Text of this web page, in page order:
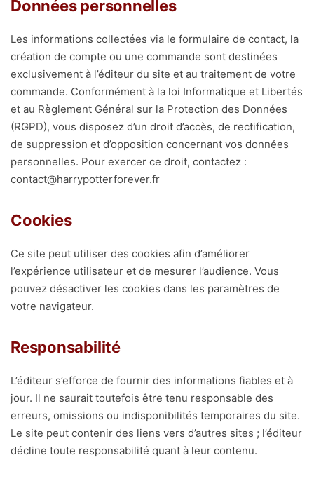
Données personnelles
Les informations collectées via le formulaire de contact, la
création de compte ou une commande sont destinées
exclusivement à l’éditeur du site et au traitement de votre
commande. Conformément à la loi Informatique et Libertés
et au Règlement Général sur la Protection des Données
(RGPD), vous disposez d’un droit d’accès, de rectification,
de suppression et d’opposition concernant vos données
personnelles. Pour exercer ce droit, contactez :
contact@harrypotterforever.fr
Cookies
Ce site peut utiliser des cookies afin d’améliorer
l’expérience utilisateur et de mesurer l’audience. Vous
pouvez désactiver les cookies dans les paramètres de
votre navigateur.
Responsabilité
L’éditeur s’efforce de fournir des informations fiables et à
jour. Il ne saurait toutefois être tenu responsable des
erreurs, omissions ou indisponibilités temporaires du site.
Le site peut contenir des liens vers d’autres sites ; l’éditeur
décline toute responsabilité quant à leur contenu.